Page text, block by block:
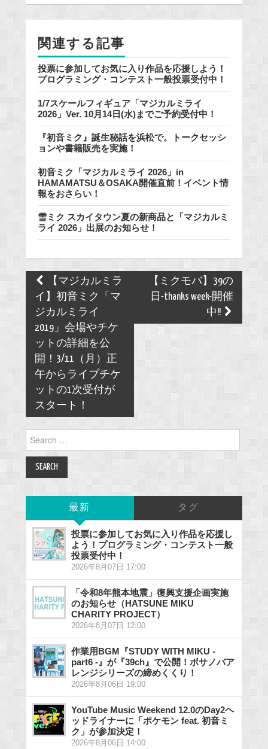
o
o
関連する記事
投票に参加してお気に入り作品を応援しよう！
プログラミング・コンテスト一般投票受付中！
1/7スケールフィギュア「マジカルミライ
2026」Ver. 10月14日(水)までご予約受付中！
『初音ミク』誕生秘話を浜松で。トークセッシ
ョンや書籍販売を実施！
初音ミク「マジカルミライ 2026」in
HAMAMATSU＆OSAKA開催直前！イベント情
報をおさらい！
雪ミク スカイタウン夏の新商品と「マジカルミ
ライ 2026」出展のお知らせ！
Post
navigation
【マジカルミラ
イ】初音ミク「マ
ジカルミライ
2019」会場やチケ
ットの詳細を公
開！3/11（月）正
午からライブチケ
ットの1次受付が
スタート！
【ミクモバ】39の
日-thanks week-開催
中!!
for:
最新 タグ
投票に参加してお気に入り作品を応援し
よう！プログラミング・コンテスト一般
投票受付中！
2026年8月07日 17:00
「令和8年熊本地震」復興支援企画実施
のお知らせ（HATSUNE MIKU
CHARITY PROJECT）
2026年8月07日 12:00
作業用BGM『STUDY WITH MIKU -
part6 -』が『39ch』で公開！ボサノバア
レンジシリーズの締めくくり！
2026年8月06日 19:00
YouTube Music Weekend 12.0のDay2ヘ
ッドライナーに「ポケモン feat. 初音ミ
ク」が参加決定！
2026年8月06日 14:00